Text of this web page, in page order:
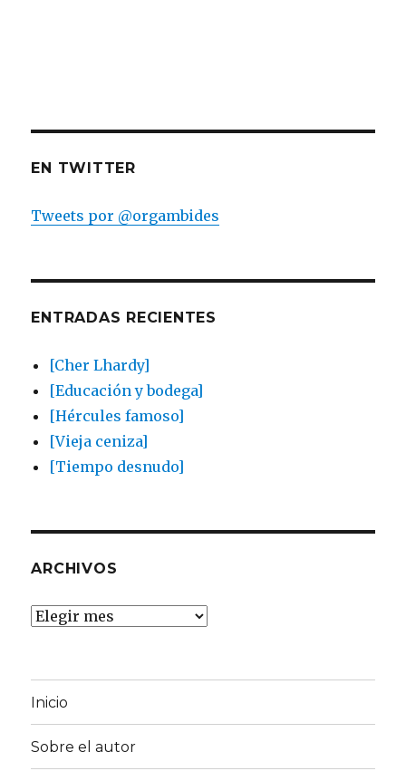
EN TWITTER
Tweets por @orgambides
ENTRADAS RECIENTES
[Cher Lhardy]
[Educación y bodega]
[Hércules famoso]
[Vieja ceniza]
[Tiempo desnudo]
ARCHIVOS
Archivos
Inicio
Sobre el autor